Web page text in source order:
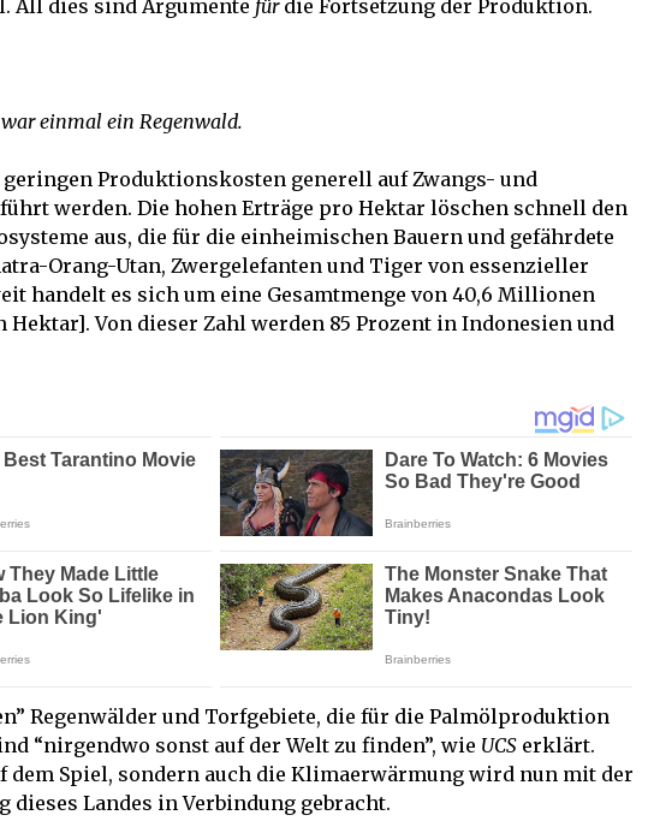
All dies sind Argumente für die Fortsetzung der Produktion.
einmal ein Regenwald.
Produktionskosten generell auf Zwangs- und
werden. Die hohen Erträge pro Hektar löschen schnell den
aus, die für die einheimischen Bauern und gefährdete
Orang-Utan, Zwergelefanten und Tiger von essenzieller
handelt es sich um eine Gesamtmenge von 40,6 Millionen
Von dieser Zahl werden 85 Prozent in Indonesien und
Regenwälder und Torfgebiete, die für die Palmölproduktion
“nirgendwo sonst auf der Welt zu finden”, wie UCS erklärt.
dem Spiel, sondern auch die Klimaerwärmung wird nun mit der
dieses Landes in Verbindung gebracht.